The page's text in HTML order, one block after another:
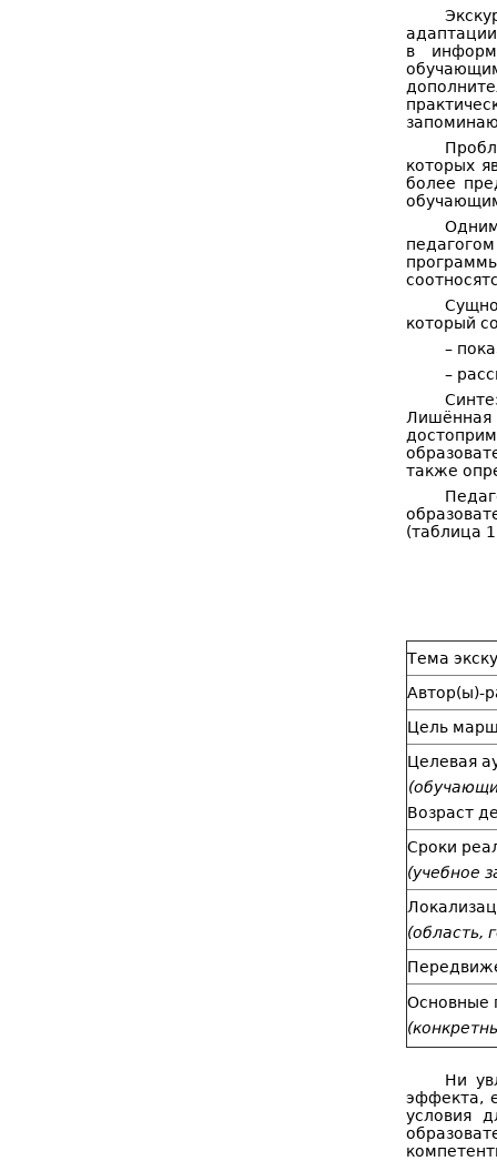
в
которых
более
который
–
–
также
(таблица
Тема
Автор(ы)-
Цель
Целевая
Возраст
Сроки
(учебное
(область,
Основные
Ни
эффекта,
условия